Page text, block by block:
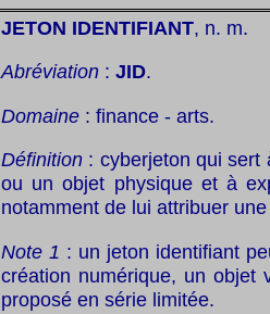
JETON IDENTIFIANT, n. m.
Abréviation : JID.
Domaine : finance - arts.
Définition : cyberjeton qui sert
ou un objet physique et à
notamment de lui attribuer
Note 1 : un jeton identifiant
création numérique, un objet
proposé en série limitée.